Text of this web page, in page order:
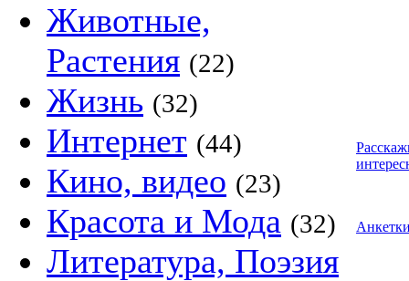
Животные,
Растения (22)
Жизнь (32)
Интернет (44)
Кино, видео (23)
Красота и Мода (32)
Литература, Поэзия